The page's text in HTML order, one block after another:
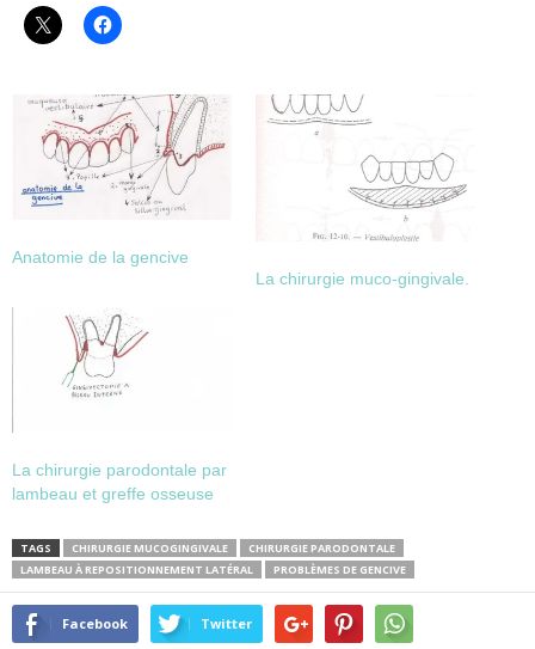
Anatomie de la gencive
La chirurgie muco-gingivale.
La chirurgie parodontale par
lambeau et greffe osseuse
TAGS CHIRURGIE MUCOGINGIVALE
CHIRURGIE PARODONTALE
LAMBEAU À REPOSITIONNEMENT LATÉRAL
PROBLÈMES DE GENCIVE
Facebook Twitter